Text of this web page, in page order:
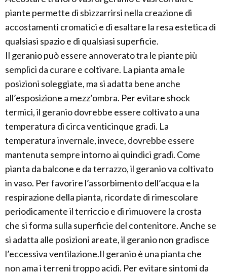
piante permette di sbizzarrirsi nella creazione di
accostamenti cromatici e di esaltare la resa estetica di
qualsiasi spazio e di qualsiasi superficie.
Il geranio può essere annoverato tra le piante più
semplici da curare e coltivare. La pianta ama le
posizioni soleggiate, ma si adatta bene anche
all’esposizione a mezz’ombra. Per evitare shock
termici, il geranio dovrebbe essere coltivato a una
temperatura di circa venticinque gradi. La
temperatura invernale, invece, dovrebbe essere
mantenuta sempre intorno ai quindici gradi. Come
pianta da balcone e da terrazzo, il geranio va coltivato
in vaso. Per favorire l’assorbimento dell’acqua e la
respirazione della pianta, ricordate di rimescolare
periodicamente il terriccio e di rimuovere la crosta
che si forma sulla superficie del contenitore. Anche se
si adatta alle posizioni areate, il geranio non gradisce
l’eccessiva ventilazione.Il geranio è una pianta che
non ama i terreni troppo acidi. Per evitare sintomi da